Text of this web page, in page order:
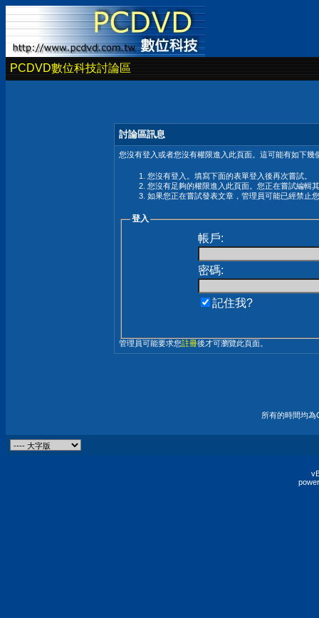
PCDVD數位科技討論區
討論區訊息
您沒有登入或者您沒有權限進入此頁面。這可能有如下幾
您沒有登入。填寫下面的表單登入後再次嘗試。
您沒有足夠的權限進入此頁面。您正在嘗試編輯
如果您正在嘗試發表文章，管理員可能已經禁止
登入
帳戶:
密碼:
記住我?
管理員可能要求您註冊後才可瀏覽此頁面。
所有的時間均為